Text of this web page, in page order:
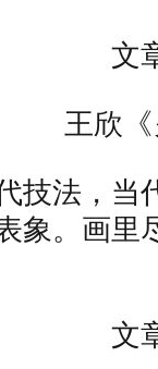
王欣
技法，当
象。画里